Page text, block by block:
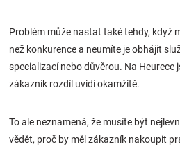
Problém může nastat také tehdy, když
než konkurence a neumíte je obhájit
specializací nebo důvěrou. Na Heurece
zákazník rozdíl uvidí okamžitě.
To ale neznamená, že musíte být
vědět, proč by měl zákazník nakoupit